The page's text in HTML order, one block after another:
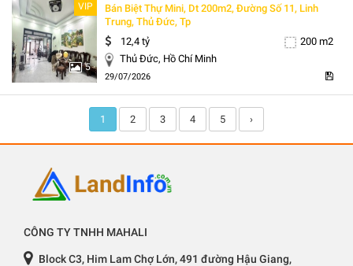
5
VIP
Bán Biệt Thự Mini, Dt 200m2, Đường Số 11, Linh
Trung, Thủ Đức, Tp
12,4 tỷ
200 m2
Thủ Đức, Hồ Chí Minh
29/07/2026
1 2 3 4 5 ›
CÔNG TY TNHH MAHALI
Block C3, Him Lam Chợ Lớn, 491 đường Hậu Giang,